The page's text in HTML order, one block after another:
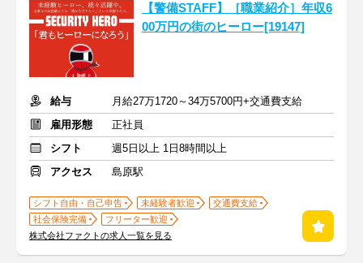
【警備STAFF】［職業紹介］年収6
00万円の街のヒーロー[19147]
給与
月給27万1720～34万5700円+交通費支給
雇用形態
正社員
シフト
週5日以上 1日8時間以上
アクセス
島原駅
シフト自由・自己申告 未経験者歓迎
交通費支給
社会保険完備
フリーター歓迎
株式会社ファクトの求人一覧を見る